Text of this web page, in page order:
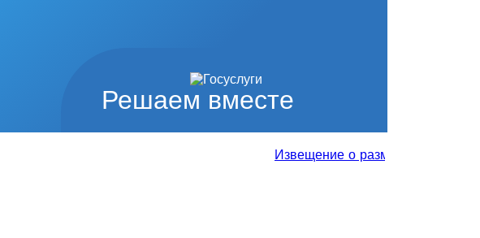
Решаем вместе
Извещение о размещении проекта